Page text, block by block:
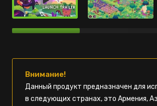
Внимание!
Данный продукт предназначен для
в следующих странах, это Армения,